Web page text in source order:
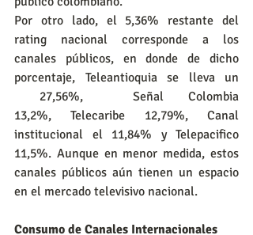
Por otro lado, el 5,36% restante del
rating nacional corresponde a los
canales públicos, en donde de dicho
porcentaje, Teleantioquia se lleva un
27,56%,  Señal Colombia
13,2%, Telecaribe 12,79%, Canal
institucional el 11,84% y Telepacifico
11,5%. Aunque en menor medida, estos
canales públicos aún tienen un espacio
en el mercado televisivo nacional.
Consumo de Canales Internacionales